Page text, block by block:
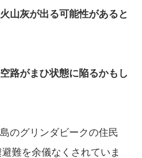
山灰が出る可能性があると
路がまひ状態に陥るかもし
のグリンダビークの住民
難を余儀なくされていま